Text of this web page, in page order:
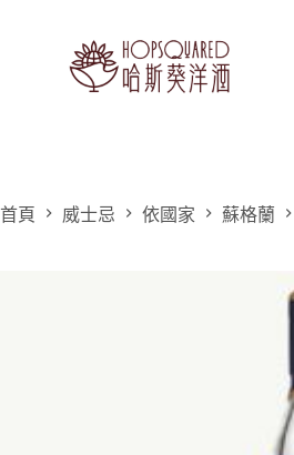
首頁 威士忌 依國家 蘇格蘭